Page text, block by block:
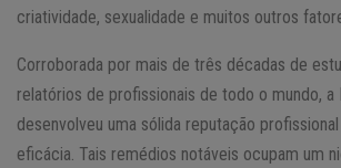
criatividade, sexualidade e muitos outros
Corroborada por mais de três décadas de
relatórios de profissionais de todo o mundo, a
desenvolveu uma sólida reputação
eficácia. Tais remédios notáveis ocupam um